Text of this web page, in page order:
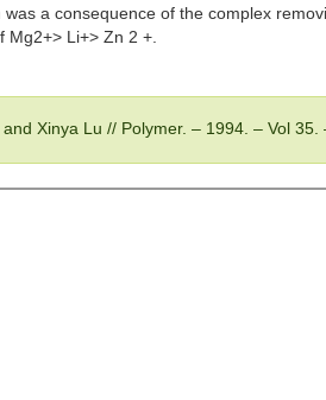
a consequence of the complex
Li+> Zn 2 +.
Xinya Lu // Polymer. – 1994 . – Vol 35